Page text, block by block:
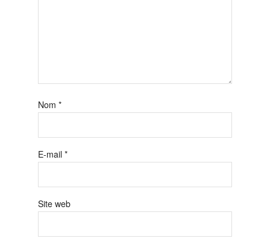
Nom *
E-mail *
Site web